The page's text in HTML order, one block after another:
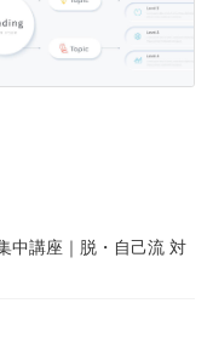
中講座｜脱・自己流 対